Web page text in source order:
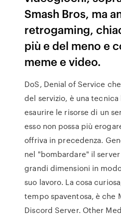
Smash Bros, ma
retrogaming,
più e del meno e
meme e video.
DoS, Denial of Service
del servizio, è una
esaurire le risorse di un
esso non possa più
offriva in precedenza.
nel "bombardare" il
grandi dimensioni in
suo lavoro. La cosa
tempo spaventosa, è che
Discord Server. Other